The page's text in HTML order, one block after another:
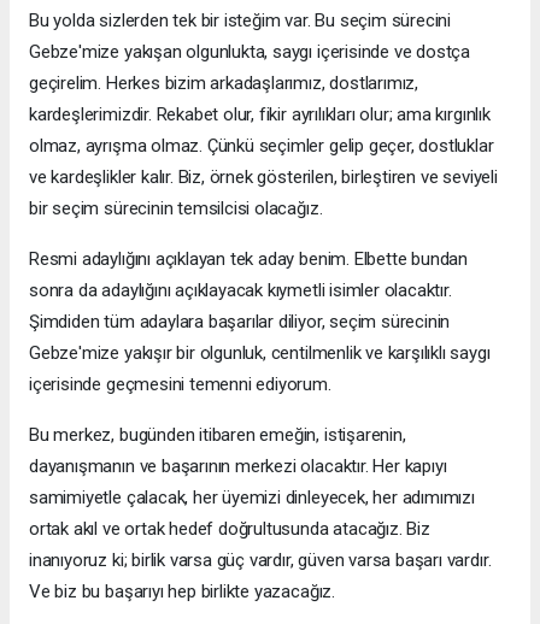
Bu yolda sizlerden tek bir isteğim var. Bu seçim sürecini
Gebze'mize yakışan olgunlukta, saygı içerisinde ve dostça
geçirelim. Herkes bizim arkadaşlarımız, dostlarımız,
kardeşlerimizdir. Rekabet olur, fikir ayrılıkları olur; ama kırgınlık
olmaz, ayrışma olmaz. Çünkü seçimler gelip geçer, dostluklar
ve kardeşlikler kalır. Biz, örnek gösterilen, birleştiren ve seviyeli
bir seçim sürecinin temsilcisi olacağız.
Resmi adaylığını açıklayan tek aday benim. Elbette bundan
sonra da adaylığını açıklayacak kıymetli isimler olacaktır.
Şimdiden tüm adaylara başarılar diliyor, seçim sürecinin
Gebze'mize yakışır bir olgunluk, centilmenlik ve karşılıklı saygı
içerisinde geçmesini temenni ediyorum.
Bu merkez, bugünden itibaren emeğin, istişarenin,
dayanışmanın ve başarının merkezi olacaktır. Her kapıyı
samimiyetle çalacak, her üyemizi dinleyecek, her adımımızı
ortak akıl ve ortak hedef doğrultusunda atacağız. Biz
inanıyoruz ki; birlik varsa güç vardır, güven varsa başarı vardır.
Ve biz bu başarıyı hep birlikte yazacağız.